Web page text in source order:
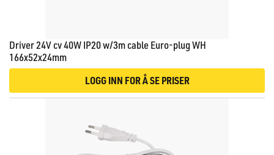
Driver 24V cv 40W IP20 w/3m cable Euro-plug WH
166x52x24mm
LOGG INN FOR Å SE PRISER